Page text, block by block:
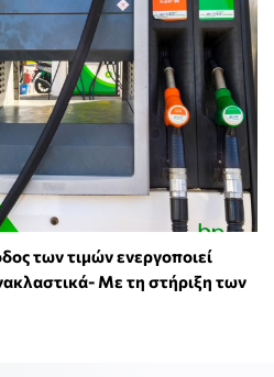
των τιμών ενεργοποιεί
Με τη στήριξη των